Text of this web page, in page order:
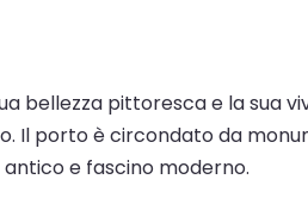
bellezza pittoresca e la sua
Il porto è circondato da
e fascino moderno.